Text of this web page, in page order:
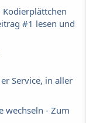
Kodierplättchen
#1 lesen und
Service, in aller
wechseln - Zum